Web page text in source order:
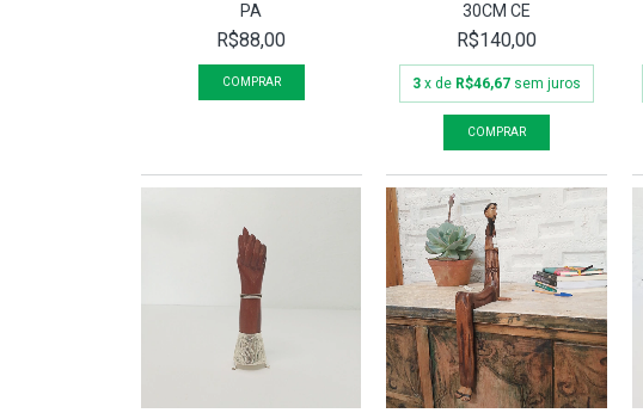
PA
R$88,00
30CM CE
R$140,00
3 x de R$46,67 sem juros